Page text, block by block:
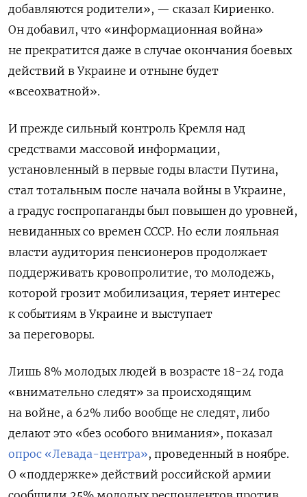
добавляются родители», — сказал Кириенко.
Он добавил, что «информационная война»
не прекратится даже в случае окончания боевых
действий в Украине и отныне будет
«всеохватной».
И прежде сильный контроль Кремля над
средствами массовой информации,
установленный в первые годы власти Путина,
стал тотальным после начала войны в Украине,
а градус госпропаганды был повышен до уровней,
невиданных со времен СССР. Но если лояльная
власти аудитория пенсионеров продолжает
поддерживать кровопролитие, то молодежь,
которой грозит мобилизация, теряет интерес
к событиям в Украине и выступает
за переговоры.
Лишь 8% молодых людей в возрасте 18-24 года
«внимательно следят» за происходящим
на войне, а 62% либо вообще не следят, либо
делают это «без особого внимания», показал
опрос «Левада-центра», проведенный в ноябре.
О «поддержке» действий российской армии